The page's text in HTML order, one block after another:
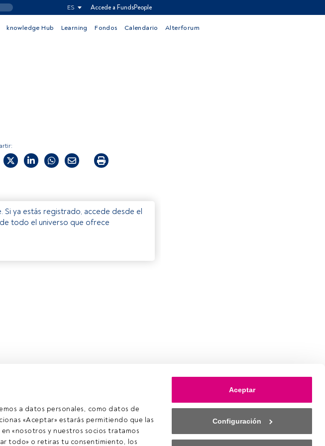
a datos personales, como datos de
«Aceptar» estarás permitiendo que las
«nosotros y nuestros socios tratamos
todo» o retiras tu consentimiento, los
Aceptar
Configuración
ES Accede a FundsPeople
knowledge Hub Learning Fondos Calendario Alterforum
Si ya estás registrado, accede desde el
todo el universo que ofrece